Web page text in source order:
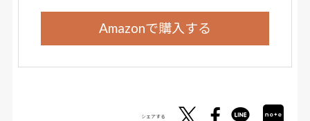
Amazonで購入する
シェアする